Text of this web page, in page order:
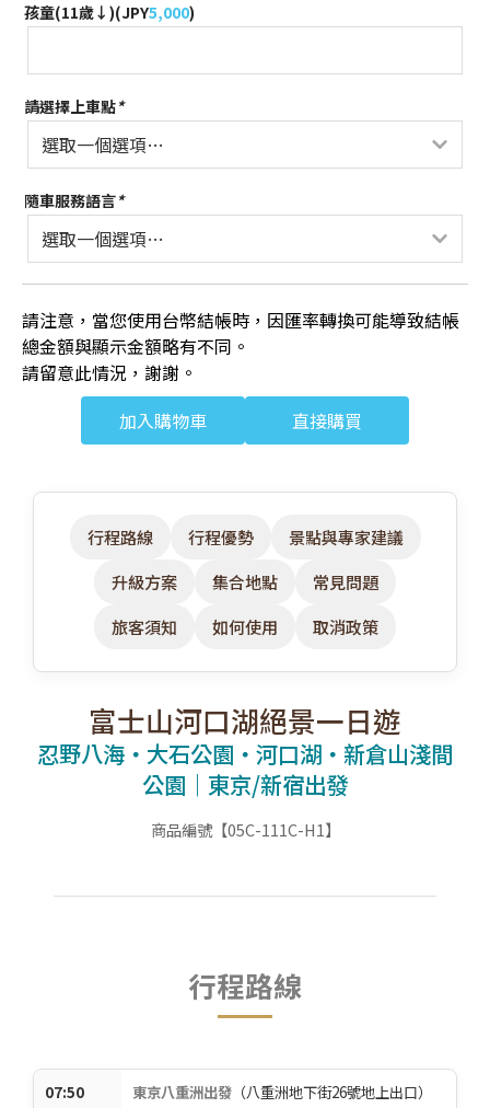
孩童(11歲↓)(JPY5,000)
請選擇上車點*
隨車服務語言*
請注意，當您使用台幣結帳時，因匯率轉換可能導致結帳
總金額與顯示金額略有不同。
請留意此情況，謝謝。
加入購物車
直接購買
行程路線 行程優勢
景點與專家建議
升級方案
集合地點
常見問題
旅客須知
如何使用 取消政策
富士山河口湖絕景一日遊
忍野八海・大石公園・河口湖・新倉山淺間
公園｜東京/新宿出發
商品編號【05C-111C-H1】
行程路線
07:50 東京八重洲出發 （八重洲地下街26號地上出口）